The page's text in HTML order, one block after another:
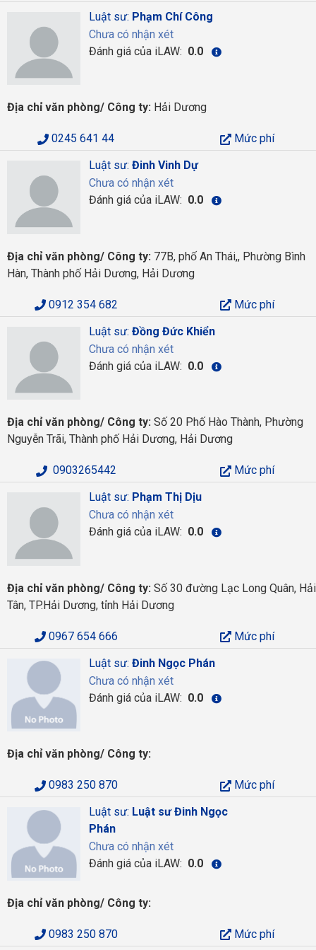
Luật sư: Phạm Chí Công
Chưa có nhận xét
Đánh giá của iLAW: 0.0
Địa chỉ văn phòng/ Công ty: Hải Dương
0245 641 44
Mức phí
Luật sư: Đinh Vinh Dự
Chưa có nhận xét
Đánh giá của iLAW: 0.0
Địa chỉ văn phòng/ Công ty: 77B, phố An Thái,, Phường Bình
Hàn, Thành phố Hải Dương, Hải Dương
0912 354 682
Mức phí
Luật sư: Đồng Đức Khiển
Chưa có nhận xét
Đánh giá của iLAW: 0.0
Địa chỉ văn phòng/ Công ty: Số 20 Phố Hào Thành, Phường
Nguyễn Trãi, Thành phố Hải Dương, Hải Dương
0903265442
Mức phí
Luật sư: Phạm Thị Dịu
Chưa có nhận xét
Đánh giá của iLAW: 0.0
Địa chỉ văn phòng/ Công ty: Số 30 đường Lạc Long Quân, Hải
Tân, TP.Hải Dương, tỉnh Hải Dương
0967 654 666
Mức phí
Luật sư: Đinh Ngọc Phán
Chưa có nhận xét
Đánh giá của iLAW: 0.0
Địa chỉ văn phòng/ Công ty:
0983 250 870
Mức phí
Luật sư: Luật sư Đinh Ngọc
Phán
Chưa có nhận xét
Đánh giá của iLAW: 0.0
Địa chỉ văn phòng/ Công ty:
0983 250 870
Mức phí